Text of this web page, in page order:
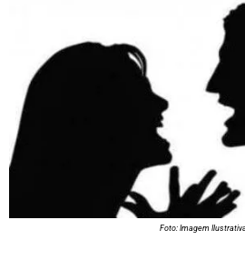
Foto: Imagem